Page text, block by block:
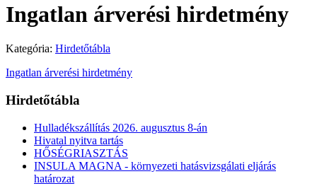
Ingatlan árverési hirdetmény
Kategória: Hirdetőtábla
Ingatlan árverési hirdetmény
Hirdetőtábla
Hulladékszállítás 2026. augusztus 8-án
Hivatal nyitva tartás
HŐSÉGRIASZTÁS
INSULA MAGNA - környezeti hatásvizsgálati eljárás
határozat